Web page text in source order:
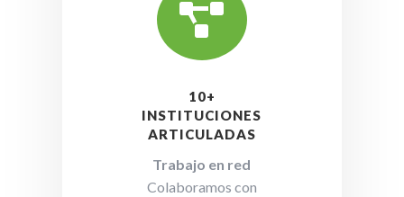

10+
INSTITUCIONES
ARTICULADAS
Trabajo en red
Colaboramos con